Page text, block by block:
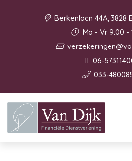
Berkenlaan 44A, 3828
Ma - Vr 9:00 -
06-
033-